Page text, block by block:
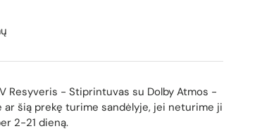
Resyveris - Stiprintuvas su Dolby Atmos -
šią prekę turime sandėlyje, jei neturime ji
2-21 dieną.